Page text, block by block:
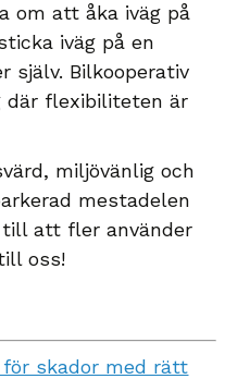
om att åka iväg på
iväg på en
själv. Bilkooperativ
där flexibiliteten är
miljövänlig och
mestadelen
till att fler använder
oss!
skador med rätt